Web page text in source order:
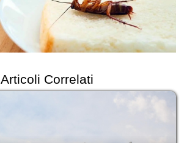
Articoli Correlati